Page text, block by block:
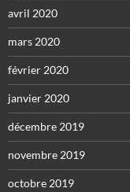
avril 2020
mars 2020
février 2020
janvier 2020
décembre 2019
novembre 2019
octobre 2019